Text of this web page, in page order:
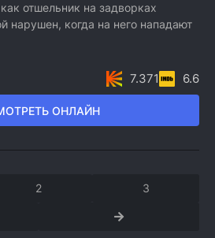
отшельник на задворках
нарушен, когда на него нападают
ОНЛАЙН
7.371 6.6
2 3